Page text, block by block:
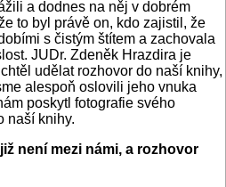
a dodnes na něj v dobrém
to byl právě on, kdo zajistil, že
s čistým štítem a zachovala
JUDr. Zdeněk Hrazdira je
udělat rozhovor do naší knihy,
alespoň oslovili jeho vnuka
poskytl fotografie svého
naší knihy.
není mezi námi, a rozhovor